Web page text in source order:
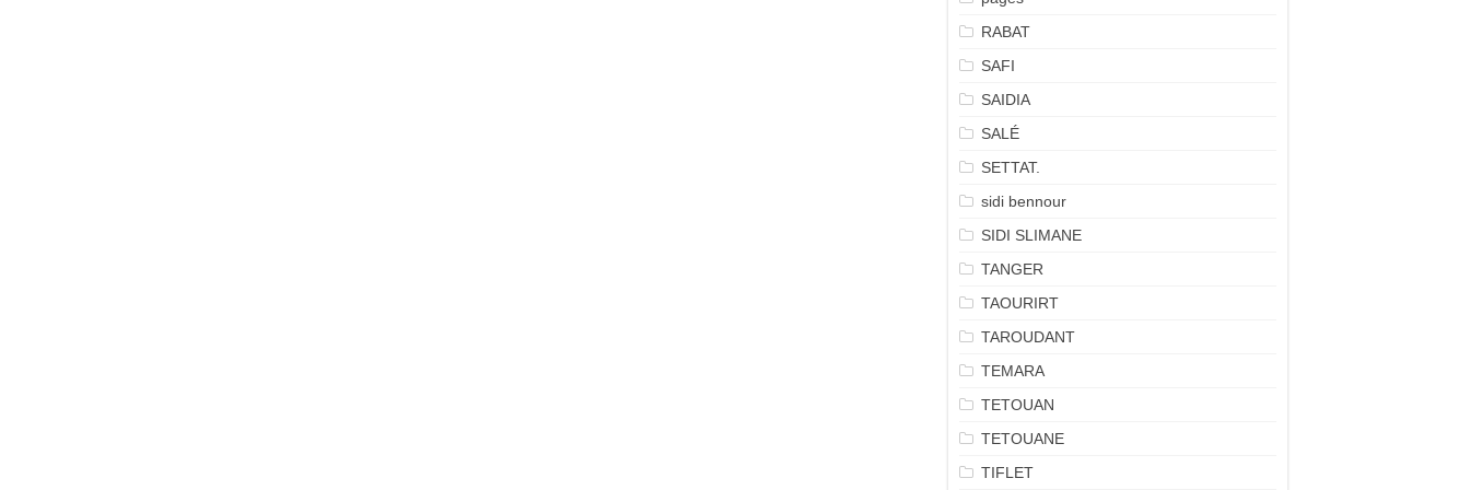
RABAT
SAFI
SAIDIA
SALÉ
SETTAT.
sidi bennour
SIDI SLIMANE
TANGER
TAOURIRT
TAROUDANT
TEMARA
TETOUAN
TETOUANE
TIFLET